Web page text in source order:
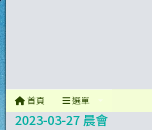
首頁 選單
2023-03-27 晨會